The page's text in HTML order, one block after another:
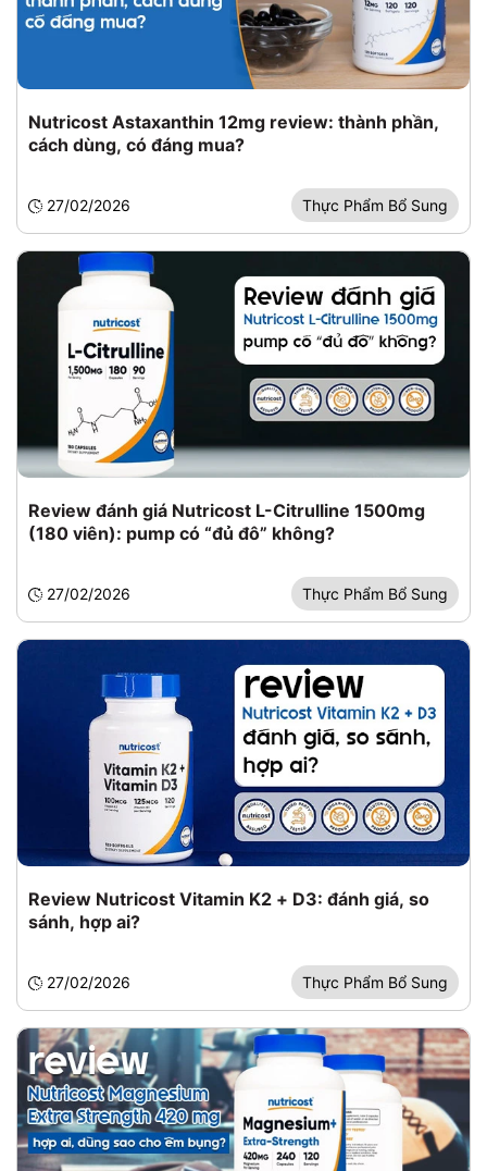
Nutricost Astaxanthin 12mg review: thành phần,
cách dùng, có đáng mua?
27/02/2026 Thực Phẩm Bổ Sung
Review đánh giá Nutricost L-Citrulline 1500mg
(180 viên): pump có “đủ đô” không?
27/02/2026 Thực Phẩm Bổ Sung
Review Nutricost Vitamin K2 + D3: đánh giá, so
sánh, hợp ai?
27/02/2026 Thực Phẩm Bổ Sung